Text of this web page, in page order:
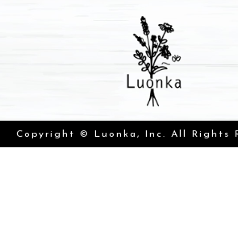
Copyright © Luonka, Inc. All Rights